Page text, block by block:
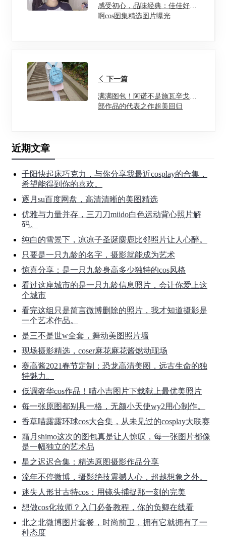
感受初心，品味经典：佳佳好难
啊cos图集精选图片曝光
下一篇
满满图包！阿诺不是施瓦辛戈全
部作品的代表之作超美回归
近期文章
千阳快起床巧克力，与你分享我最近cosplay的合集，
希望能得到你的喜欢。
逐月su百度网盘，高清清晰的美图精选
优雅与力量并存，三刀刀miido白色运动背心照片解
码。
纯白的雪景下，凉凉子圣诞麋鹿比邻照片让人心醉。
只要是一只九龄的名字，摄影就能成为艺术
惊喜分享：是一只九龄身高多少独特的cos风格
看过这座城市的是一只九龄信息照片，会让你爱上这
个城市
看完这组只是简言微博删除的照片，我才知道摄影是
一个艺术作品。
是三不是世w全套，舞动美图照片墙
现场摄影精选，coser麻花麻花酱燃动现场
赛高酱2021春节定制：恐龙高清美图，远古生命的独
特魅力。
低调奢华cos作品！喵小吉图片下载献上最优美照片
每一张原图都别具一格，无颜小天使wy2用心制作。
香草喵露露环球cos大合集，从未见过的cosplay大联赛
霜月shimo这次的图包真是让人惊叹，每一张图片都像
是一幅独立的艺术品
星之迟迟合集：精选原图摄影作品分享
流年不停微博，摄影绝技震撼人心，超越想象之外。
迷失人形甘古特cos：用镜头捕捉那一刻的完美
想做cos化妆师？入门必备教程，你的负卿在线看
北之北微博图片套餐，时尚前卫，拥有它就拥有了一
种态度